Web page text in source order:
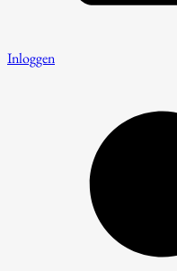
Inloggen